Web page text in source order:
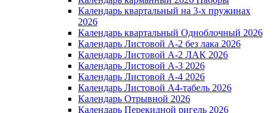
Календарь квартальный на 3-х пружинах
2026
Календарь квартальный Одноблочный 2026
Календарь Листовой А-2 без лака 2026
Календарь Листовой А-2 ЛАК 2026
Календарь Листовой А-3 2026
Календарь Листовой А-4 2026
Календарь Листовой А4-табель 2026
Календарь Отрывной 2026
Календарь Перекидной ригель 2026